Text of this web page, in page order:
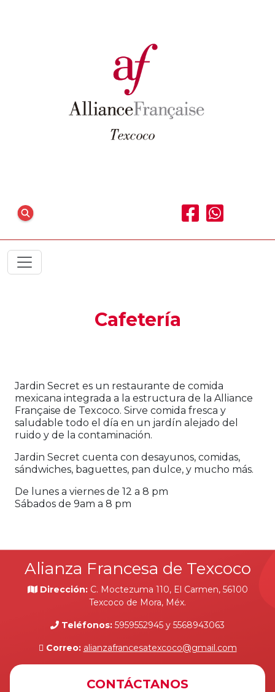
Cafetería
Jardin Secret es un restaurante de comida
mexicana integrada a la estructura de la Alliance
Française de Texcoco. Sirve comida fresca y
saludable todo el día en un jardín alejado del
ruido y de la contaminación.
Jardin Secret cuenta con desayunos, comidas,
sándwiches, baguettes, pan dulce, y mucho más.
De lunes a viernes de 12 a 8 pm
Sábados de 9am a 8 pm
Alianza Francesa de Texcoco
Dirección: C. Moctezuma 110, El Carmen, 56100
Texcoco de Mora, Méx.
Teléfonos: 5959552945 y 5568943063
Correo: alianzafrancesatexcoco@gmail.com
CONTÁCTANOS